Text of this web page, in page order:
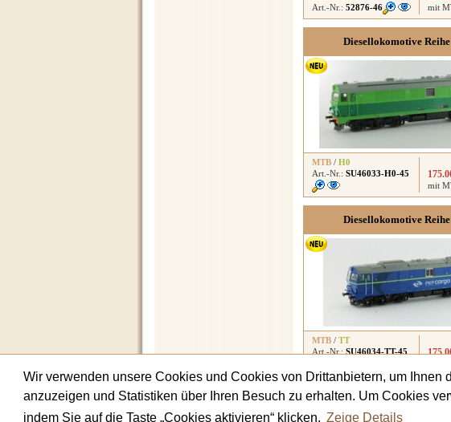
Wir verwenden unsere Cookies und Cookies von Drittanbietern, um
anzuzeigen und Statistiken über Ihren Besuch zu erhalten. Um Cookies
indem Sie auf die Taste „Cookies aktivieren“ klicken. Zeige Details
Art.-Nr.: 52876-46 mit
Diesellokomotive Reihe
MTB / H0
Art.-Nr.: SU46033-H0-45
mit
Diesellokomotive
MTB / TT
Art.-Nr.: SU46034-TT-45